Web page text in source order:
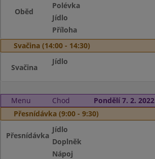
Oběd
Polévka
Jídlo
Příloha
Svačina (14:00 - 14:30)
Svačina
Jídlo
Menu Chod
Pondělí 7. 2. 2022
Přesnídávka (9:00 - 9:30)
Přesnídávka
Jídlo
Doplněk
Nápoj